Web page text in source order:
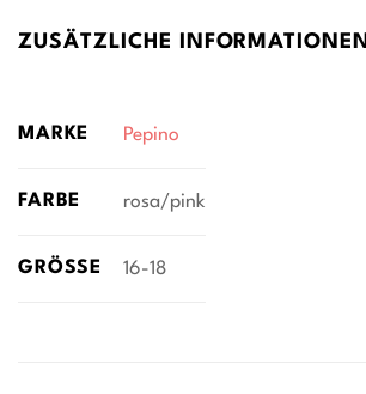
ZUSÄTZLICHE INFORMATIONEN
MARKE Pepino
FARBE rosa/pink
GRÖSSE 16-18